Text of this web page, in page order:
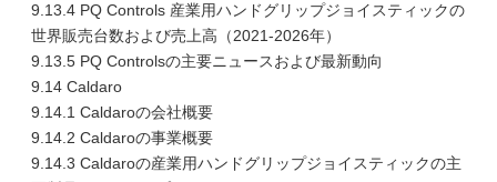
9.13.4 PQ Controls 産業用ハンドグリップジョイスティックの
世界販売台数および売上高（2021-2026年）
9.13.5 PQ Controlsの主要ニュースおよび最新動向
9.14 Caldaro
9.14.1 Caldaroの会社概要
9.14.2 Caldaroの事業概要
9.14.3 Caldaroの産業用ハンドグリップジョイスティックの主